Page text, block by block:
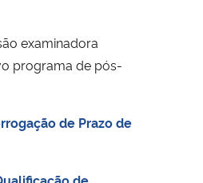
examinadora
programa de pós-
de Prazo de
de